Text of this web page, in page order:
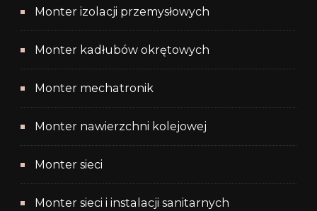
Monter izolacji przemysłowych
Monter kadłubów okrętowych
Monter mechatronik
Monter nawierzchni kolejowej
Monter sieci
Monter sieci i instalacji sanitarnych